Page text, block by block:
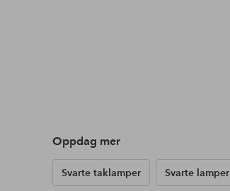
Oppdag mer
Svarte taklamper Svarte lamper